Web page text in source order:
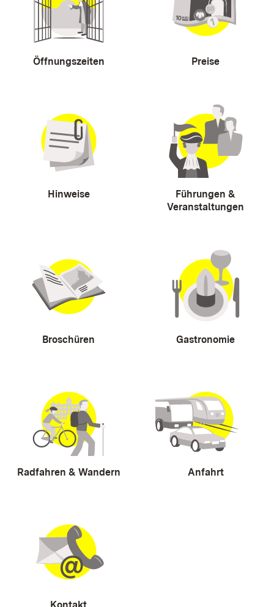
Öffnungszeiten Preise
Hinweise
Führungen &
Veranstaltungen
Broschüren Gastronomie
Radfahren & Wandern Anfahrt